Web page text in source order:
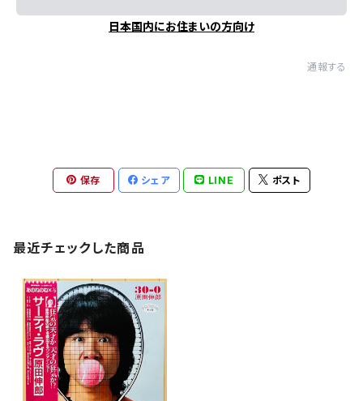
日本国内にお住まいの方向け
通報する
保存 シェア LINE ポスト
最近チェックした商品